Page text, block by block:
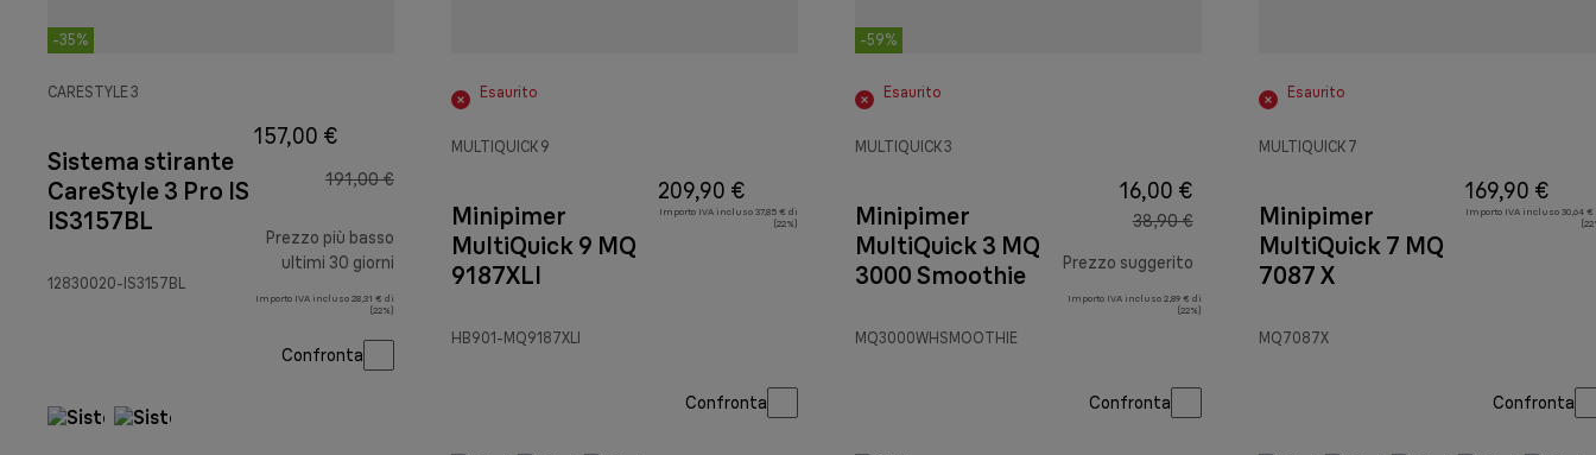
-35%
CARESTYLE 3
Sistema stirante
CareStyle 3 Pro IS
IS3157BL
12830020-IS3157BL
157,00 €
191,00 €
Prezzo più basso
ultimi 30 giorni
Importo IVA incluso 28,31 € di
(22%)
Confronta
Esaurito
MULTIQUICK 9
Minipimer
MultiQuick 9 MQ
9187XLI
HB901-MQ9187XLI
209,90 €
Importo IVA incluso 37,85 € di
(22%)
Confronta
-59%
Esaurito
MULTIQUICK 3
Minipimer
MultiQuick 3 MQ
3000 Smoothie
MQ3000WHSMOOTHIE
16,00 €
38,90 €
Prezzo suggerito
prezzo originale 38,90 €
Importo IVA incluso 2,89 € di
(22%)
Confronta
Esaurito
MULTIQUICK 7
Minipimer
MultiQuick 7 MQ
7087 X
MQ7087X
169,90 €
Importo IVA incluso 30,64 €
Confronta